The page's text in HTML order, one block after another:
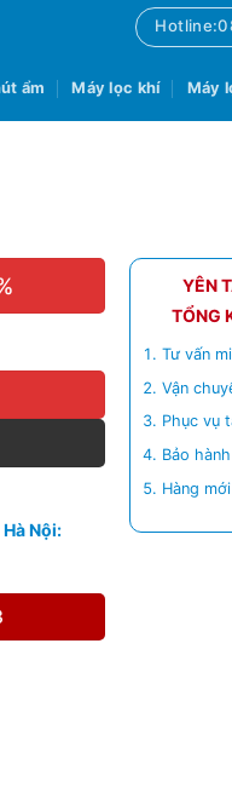
ẩm Máy lọc khí Máy
Nội:
YÊN
TỔNG
Tư vấn
Vận
Phục vụ
Bảo
Hàng